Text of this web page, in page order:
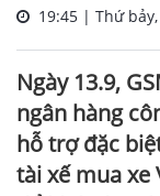
19:45 | Thứ
Ngày 13.9,
ngân hàng
hỗ trợ đặc
tài xế mua xe